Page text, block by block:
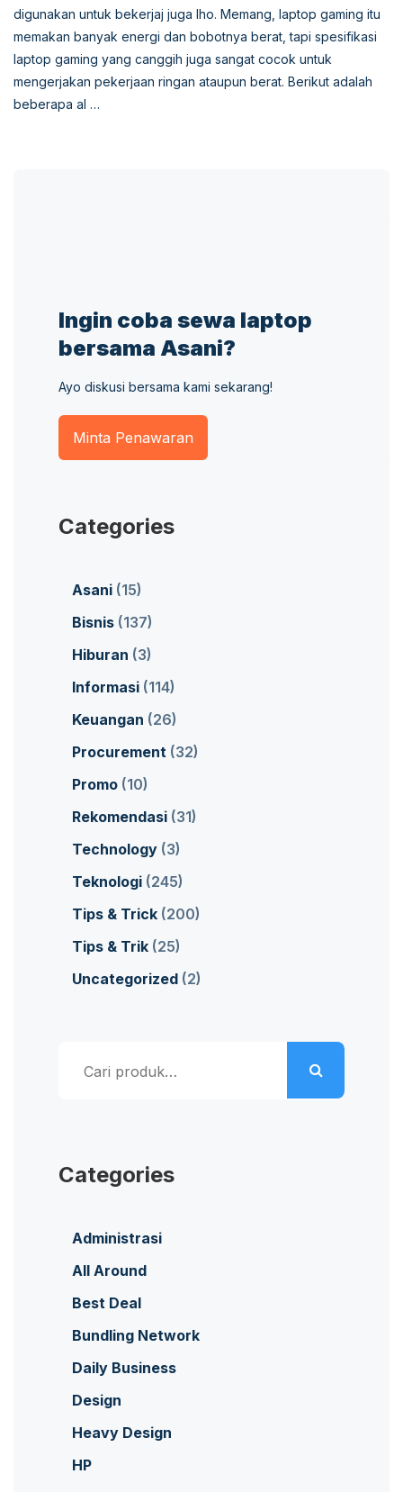
digunakan untuk bekerjaj juga lho. Memang, laptop gaming itu
memakan banyak energi dan bobotnya berat, tapi spesifikasi
laptop gaming yang canggih juga sangat cocok untuk
mengerjakan pekerjaan ringan ataupun berat. Berikut adalah
beberapa al …
Ingin coba sewa laptop
bersama Asani?
Ayo diskusi bersama kami sekarang!
Minta Penawaran
Categories
Asani (15)
Bisnis (137)
Hiburan (3)
Informasi (114)
Keuangan (26)
Procurement (32)
Promo (10)
Rekomendasi (31)
Technology (3)
Teknologi (245)
Tips & Trick (200)
Tips & Trik (25)
Uncategorized (2)
untuk:
Categories
Administrasi
All Around
Best Deal
Bundling Network
Daily Business
Design
Heavy Design
HP